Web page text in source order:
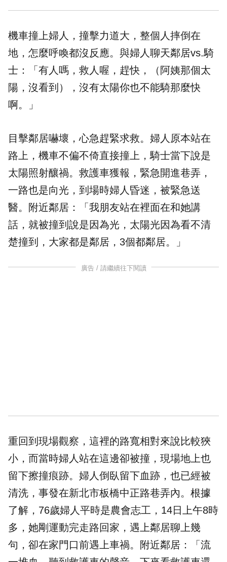
機車撞上婦人，撞擊力道大，整個人摔倒在
地，怎麼呼喚都沒反應。與婦人聊天鄰居vs.騎
士：「有人嗎，救人喔，趕快，（阿姨那個太
陽，沒看到），沒有太陽你也不能騎那麼快
啊。」
目擊鄰居嚇壞，心急趕緊求救。婦人原本站在
路上，機車不偏不倚直接撞上，騎士當下說是
太陽照射釀禍。救護車獲報，緊急開進巷弄，
一路也是向光，到場時婦人 昏迷 ，被緊急送
醫。附近鄰居：「我朋友站在裡面在和她講
話，就被撞到說是因為光，太陽光因為看不清
楚撞到，大家都是鄰居，3個都鄰居。」
廣告 / 請繼續往下閱讀
重回到現場觀察，這裡的路寬相對來說比較狹
小，而當時婦人站在這邊卻被撞，現場地上也
留下擦撞痕跡。婦人倒臥留下血跡，也已經被
清洗，事發在新北市板橋中正路巷弄內。根據
了解，76歲婦人平時是農會志工，14日上午8時
多，她剛運動完走路回家，遇上鄰居聊上幾
句，卻在家門口前遇上車禍。附近鄰居：「流